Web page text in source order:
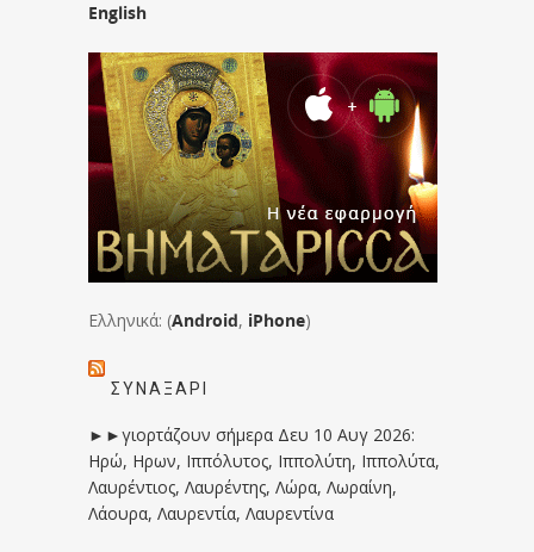
English
Ελληνικά: (Android, iPhone)
ΣΥΝΑΞΆΡΙ
►►γιορτάζουν σήμερα Δευ 10 Αυγ 2026:
Ηρώ, Ηρων, Ιππόλυτος, Ιππολύτη, Ιππολύτα,
Λαυρέντιος, Λαυρέντης, Λώρα, Λωραίνη,
Λάουρα, Λαυρεντία, Λαυρεντίνα